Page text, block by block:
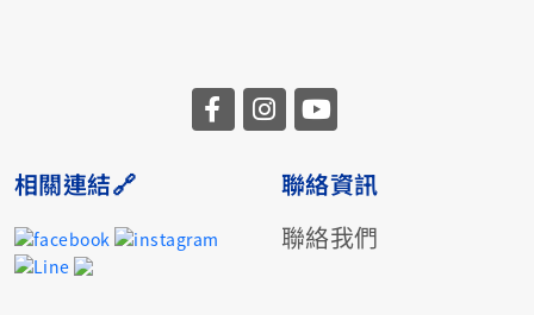
相關連結🔗
聯絡資訊
聯絡我們